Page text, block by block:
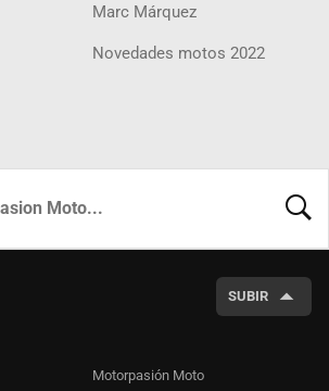
Marc Márquez
Novedades motos 2022
SUBIR
Motorpasión Moto